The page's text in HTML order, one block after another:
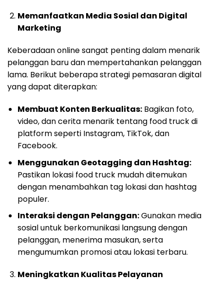
Memanfaatkan Media Sosial dan Digital
Marketing
Keberadaan online sangat penting dalam menarik
pelanggan baru dan mempertahankan pelanggan
lama. Berikut beberapa strategi pemasaran digital
yang dapat diterapkan:
Membuat Konten Berkualitas:Bagikan foto,
video, dan cerita menarik tentang food truck di
platform seperti Instagram, TikTok, dan
Facebook.
Menggunakan Geotagging dan Hashtag:
Pastikan lokasi food truck mudah ditemukan
dengan menambahkan tag lokasi dan hashtag
populer.
Interaksi dengan Pelanggan:Gunakan media
sosial untuk berkomunikasi langsung dengan
pelanggan, menerima masukan, serta
mengumumkan promosi atau lokasi terbaru.
Meningkatkan Kualitas Pelayanan